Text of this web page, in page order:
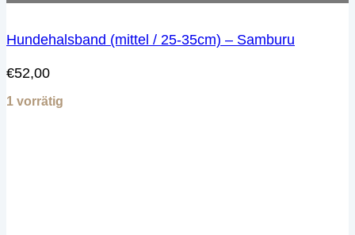
Hundehalsband (mittel / 25-35cm) – Samburu
€52,00
1 vorrätig